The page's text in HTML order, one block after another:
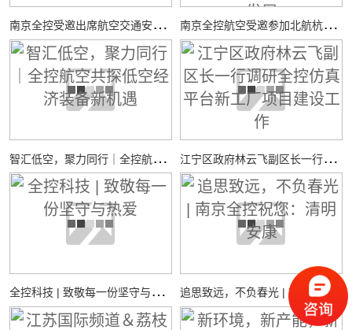
南
京全控受邀出席航空交通安全与适航技术研讨会 南
京全控航空受邀参加北航杭州国际校园“中西日”活动，共探校企合作与智能装备创新发展
智
汇低空，聚力同行｜全控航空共探低空经济装备新机遇 江
宁区政府林云飞副区长一行调研全控仿真平台新工厂项目建设工作
全
控科技 | 致敬每一份坚守与热爱 追
思致远，不负春光 | 南京全控祝您：清明安康